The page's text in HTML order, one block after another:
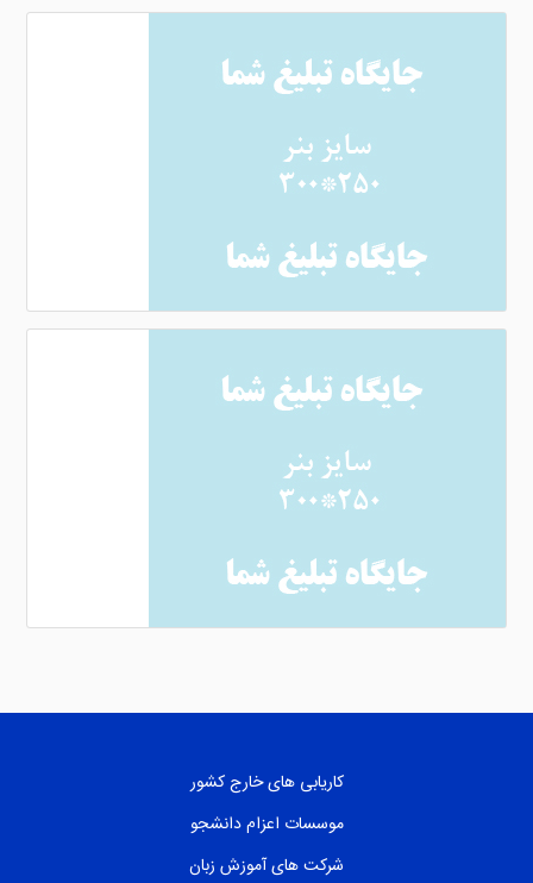
کاریابی های خارج کشور
موسسات اعزام دانشجو
شرکت های آموزش زبان